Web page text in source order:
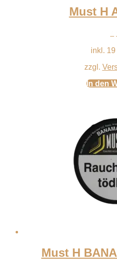
Must H
inkl. 19
zzgl.
In den
Must H